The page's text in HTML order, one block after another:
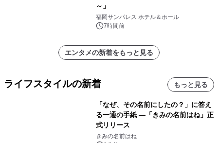
～」
福岡サンパレス ホテル＆ホール
7時間前
エンタメの新着をもっと見る
ライフスタイルの新着 もっと見る
「なぜ、その名前にしたの？」に答え
る一通の手紙 ―「きみの名前はね」正
式リリース
きみの名前はね